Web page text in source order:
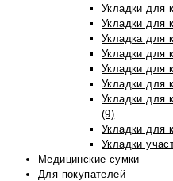
Укладки для
Укладки для
Укладка для
Укладки для
Укладки для
Укладки для
Укладки для
(9)
Укладки для
Укладки
Медицинские сумки
Для покупателей